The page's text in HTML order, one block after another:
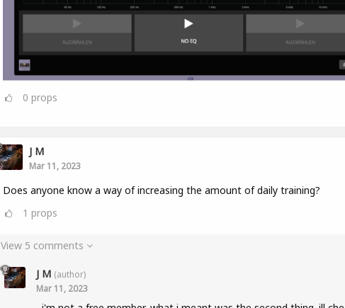
0 props
J M
Mar 11, 2023
Does anyone know a way of increasing the amount of daily training?
1 props
View 5 comments
J M (author)
Mar 11, 2023